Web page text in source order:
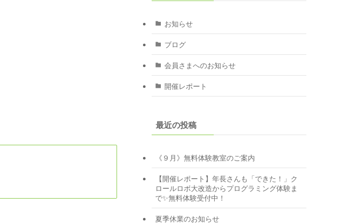
お知らせ
ブログ
会員さまへのお知らせ
開催レポート
最近の投稿
《９月》無料体験教室のご案内
【開催レポート】年長さんも「できた！」ク
ロールロボ大改造からプログラミング体験ま
で✨無料体験受付中！
夏季休業のお知らせ